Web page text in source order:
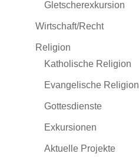
Gletscherexkursion
Wirtschaft/Recht
Religion
Katholische Religion
Evangelische Religion
Gottesdienste
Exkursionen
Aktuelle Projekte